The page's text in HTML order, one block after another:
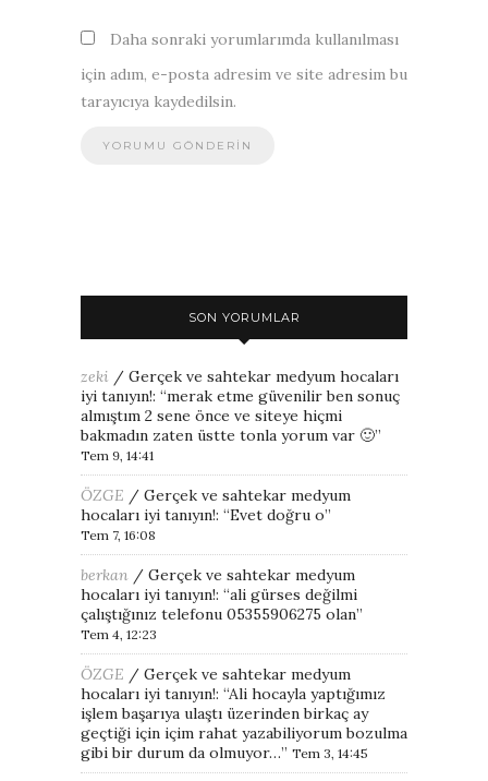
Daha sonraki yorumlarımda kullanılması
için adım, e-posta adresim ve site adresim bu
tarayıcıya kaydedilsin.
SON YORUMLAR
zeki / Gerçek ve sahtekar medyum hocaları
iyi tanıyın!: “merak etme güvenilir ben sonuç
almıştım 2 sene önce ve siteye hiçmi
bakmadın zaten üstte tonla yorum var 🙂”
Tem 9, 14:41
ÖZGE / Gerçek ve sahtekar medyum
hocaları iyi tanıyın!: “Evet doğru o”
Tem 7, 16:08
berkan / Gerçek ve sahtekar medyum
hocaları iyi tanıyın!: “ali gürses değilmi
çalıştığınız telefonu 05355906275 olan”
Tem 4, 12:23
ÖZGE / Gerçek ve sahtekar medyum
hocaları iyi tanıyın!: “Ali hocayla yaptığımız
işlem başarıya ulaştı üzerinden birkaç ay
geçtiği için içim rahat yazabiliyorum bozulma
gibi bir durum da olmuyor…” Tem 3, 14:45